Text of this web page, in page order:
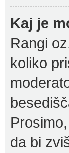
Kaj je
Rangi
koliko
da bi